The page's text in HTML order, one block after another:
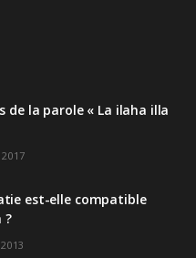
de la parole « La ilaha illa
2017
est-elle compatible
?